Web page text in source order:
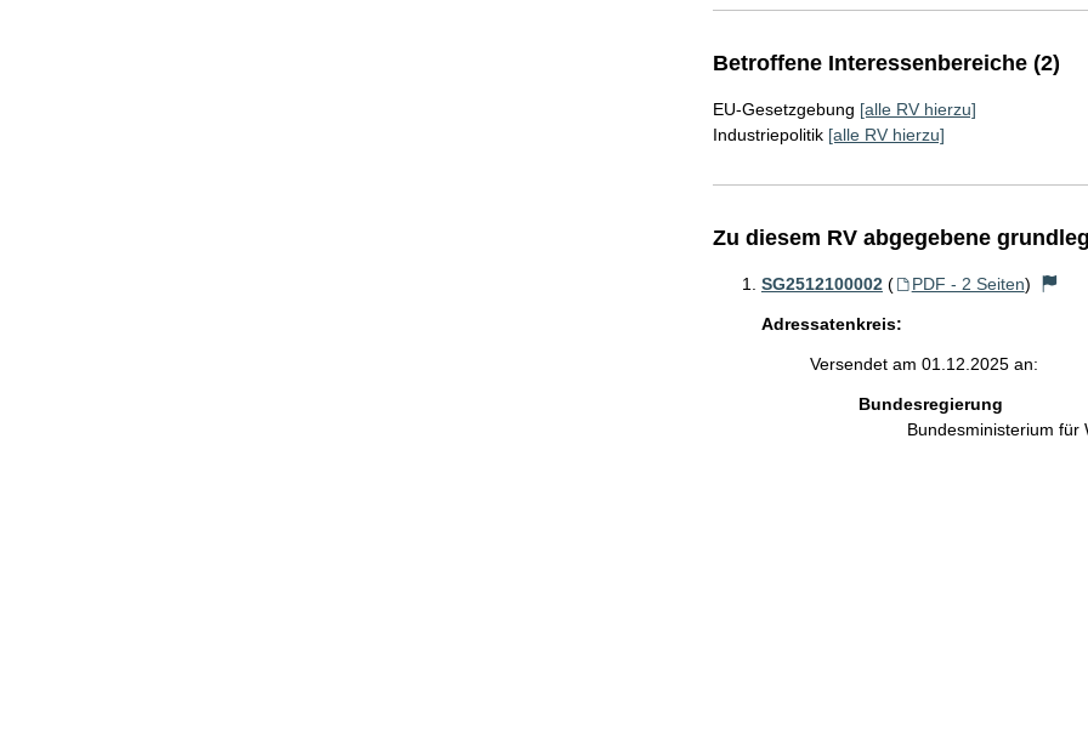
Betroffene Interessenbereiche (2)
EU-Gesetzgebung [alle RV hierzu]
Industriepolitik [alle RV hierzu]
Zu diesem RV abgegebene
SG2512100002 ( PDF - 2 Seiten)
Adressatenkreis:
Versendet am 01.12.2025 an:
Bundesregierung
Bundesministerium